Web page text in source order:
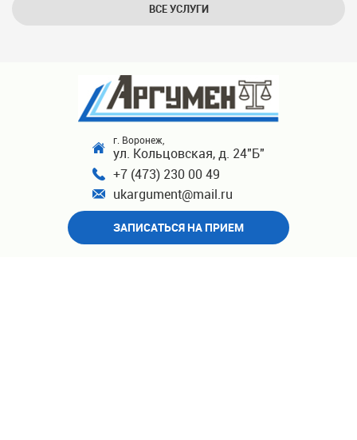
ВСЕ УСЛУГИ
г. Воронеж,
ул. Кольцовская, д. 24"Б"
+7 (473) 230 00 49
ukargument@mail.ru
ЗАПИСАТЬСЯ НА ПРИЕМ